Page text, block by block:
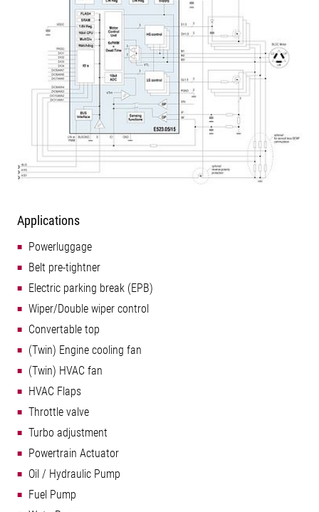
Applications
Powerluggage
Belt pre-tightner
Electric parking break (EPB)
Wiper/Double wiper control
Convertable top
(Twin) Engine cooling fan
(Twin) HVAC fan
HVAC Flaps
Throttle valve
Turbo adjustment
Powertrain Actuator
Oil / Hydraulic Pump
Fuel Pump